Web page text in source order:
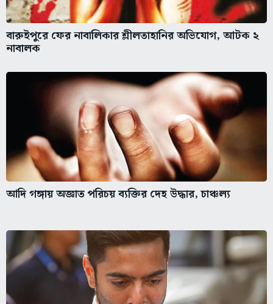
বারুইপুরে ফের নাবালিকার শ্লীলতাহানির অভিযোগ, আটক ২
নাবালক
আদি গঙ্গায় অজ্ঞাত পরিচয় ব্যক্তির দেহ উদ্ধার, চাঞ্চল্য